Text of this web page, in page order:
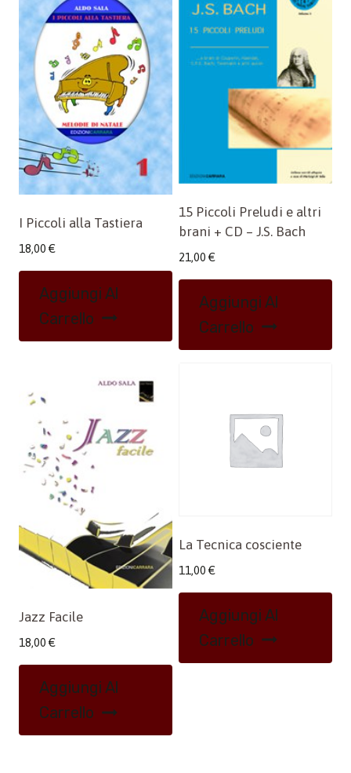
I Piccoli alla Tastiera
18,00 €
Aggiungi Al
Carrello
15 Piccoli Preludi e altri
brani + CD – J.S. Bach
21,00 €
Aggiungi Al
Carrello
Jazz Facile
18,00 €
Aggiungi Al
Carrello
La Tecnica cosciente
11,00 €
Aggiungi Al
Carrello